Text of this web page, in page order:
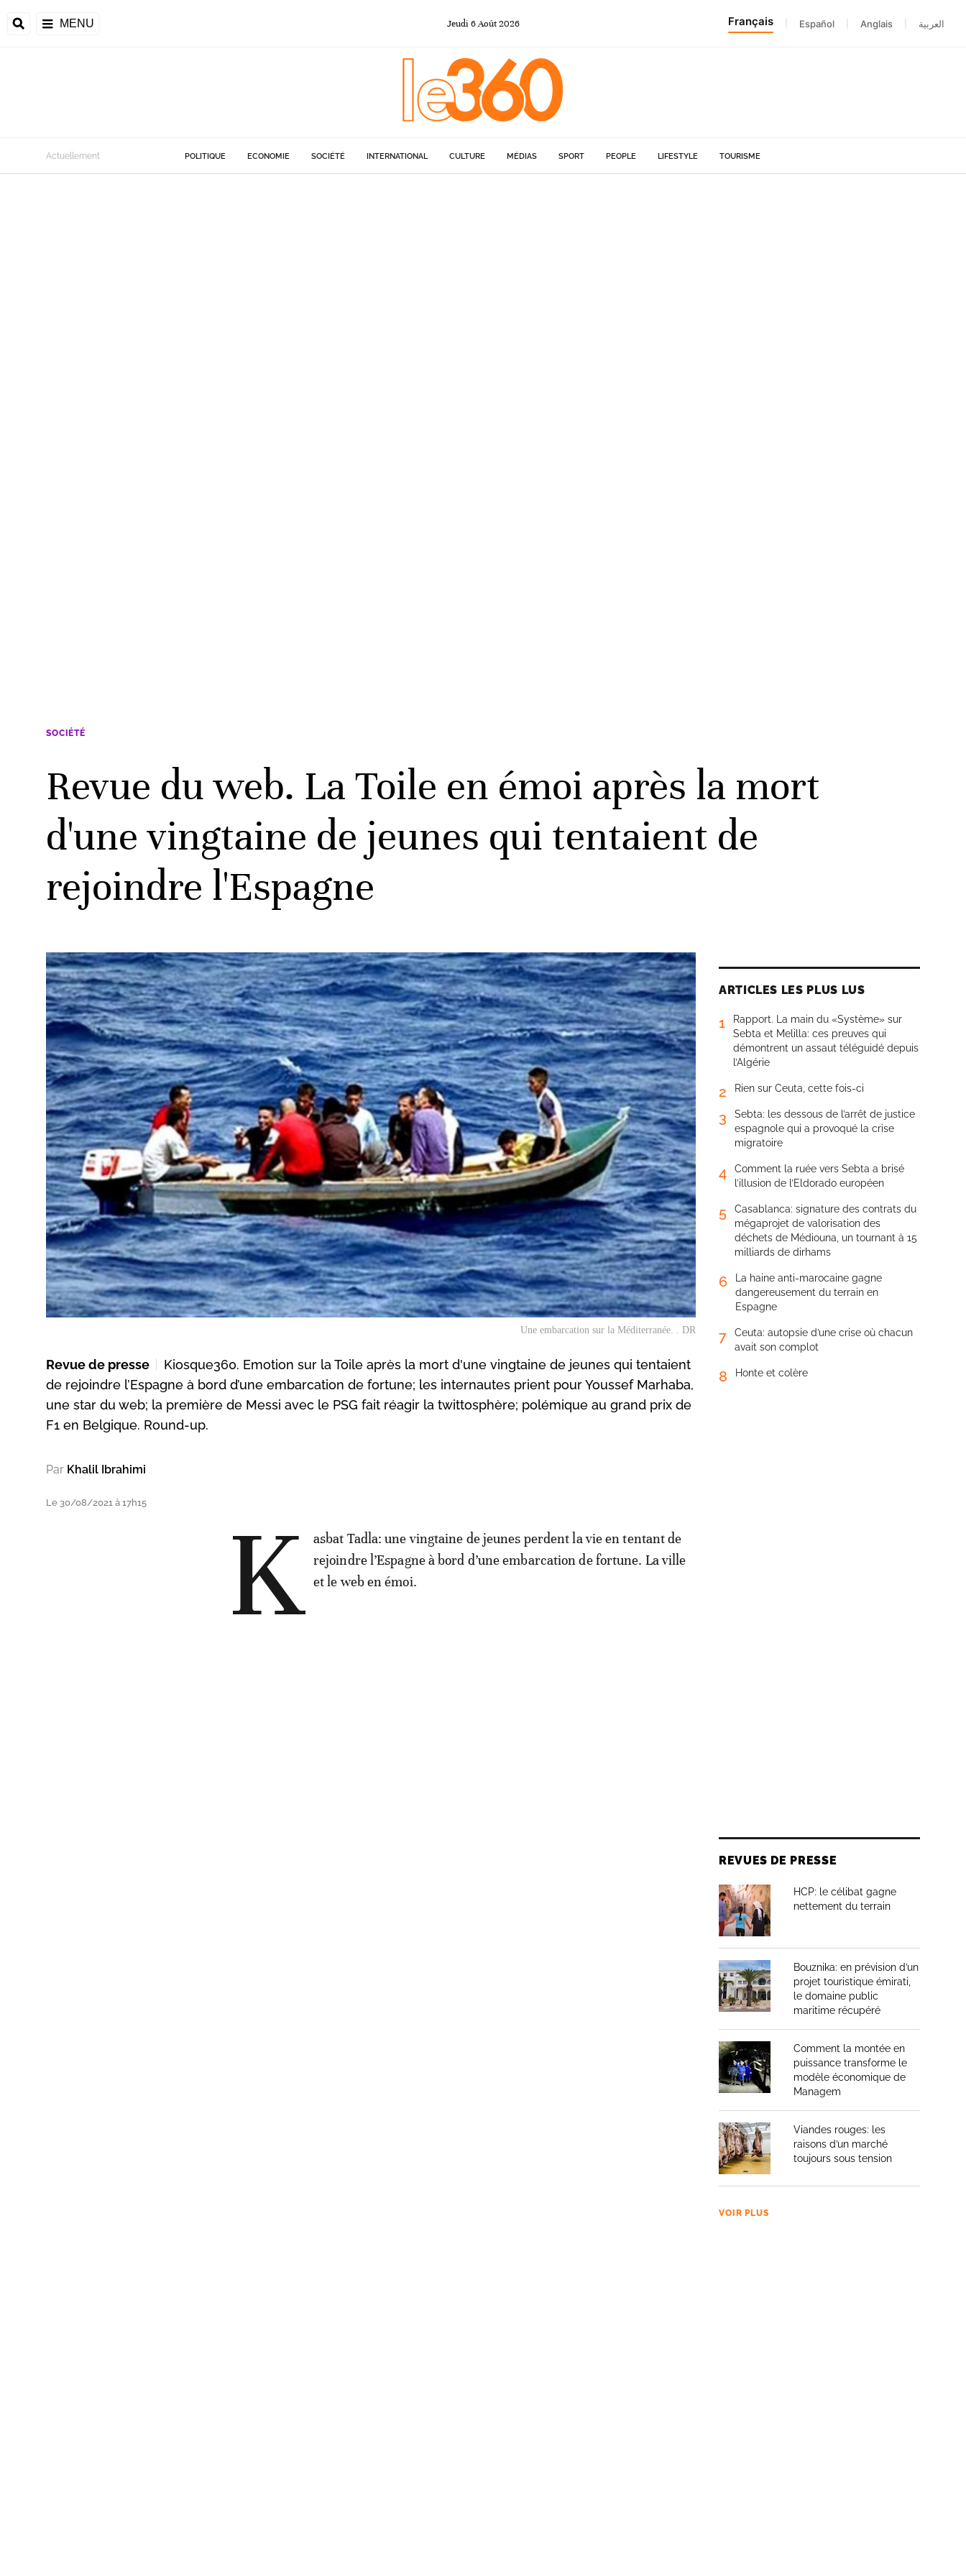
MENU Jeudi 6Août 2026 Français Español Anglais العربية
Actuellement POLITIQUE ECONOMIE SOCIÉTÉ INTERNATIONAL CULTURE MÉDIAS SPORT PEOPLE LIFESTYLE TOURISME
SOCIÉTÉ
Revue du web. La Toile en émoi après la mort
d'une vingtaine de jeunes qui tentaient de
rejoindre l'Espagne
Une embarcation sur la Méditerranée. . DR
Revue de presse
Kiosque360. Emotion sur la Toile après la mort d'une vingtaine de jeunes qui tentaient
de rejoindre l’Espagne à bord d’une embarcation de fortune; les internautes prient pour Youssef Marhaba,
une star du web; la première de Messi avec le PSG fait réagir la twittosphère; polémique au grand prix de
F1 en Belgique. Round-up.
Par Khalil Ibrahimi
Le 30/08/2021 à 17h15 K asbat Tadla: une vingtaine de jeunes perdent la vie en tentant de
rejoindre l’Espagne à bord d’une embarcation de fortune. La ville
et le web en émoi.
ARTICLES LES PLUS LUS
1
Rapport. La main du «Système» sur
Sebta et Melilla: ces preuves qui
démontrent un assaut téléguidé depuis
l’Algérie
2 Rien sur Ceuta, cette fois-ci
3
Sebta: les dessous de l’arrêt de justice
espagnole qui a provoqué la crise
migratoire
4
Comment la ruée vers Sebta a brisé
l’illusion de l’Eldorado européen
5
Casablanca: signature des contrats du
mégaprojet de valorisation des
déchets de Médiouna, un tournant à 15
milliards de dirhams
6
La haine anti-marocaine gagne
dangereusement du terrain en
Espagne
7
Ceuta: autopsie d’une crise où chacun
avait son complot
8 Honte et colère
REVUES DE PRESSE
HCP: le célibat gagne
nettement du terrain
Bouznika: en prévision d’un
projet touristique émirati,
le domaine public
maritime récupéré
Comment la montée en
puissance transforme le
modèle économique de
Managem
Viandes rouges: les
raisons d’un marché
toujours sous tension
VOIR PLUS